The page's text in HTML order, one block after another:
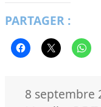
PARTAGER :
Publié
8 septembre